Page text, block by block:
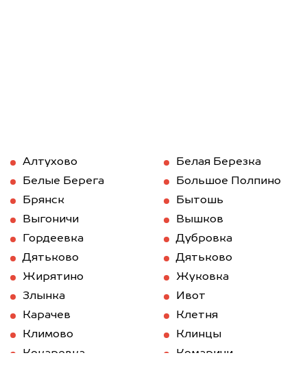
Алтухово
Белая Березка
Белые Берега
Большое Полпино
Брянск
Бытошь
Выгоничи
Вышков
Гордеевка
Дубровка
Дятьково
Дятьково
Жирятино
Жуковка
Злынка
Ивот
Карачев
Клетня
Климово
Клинцы
Кокаревка
Комаричи